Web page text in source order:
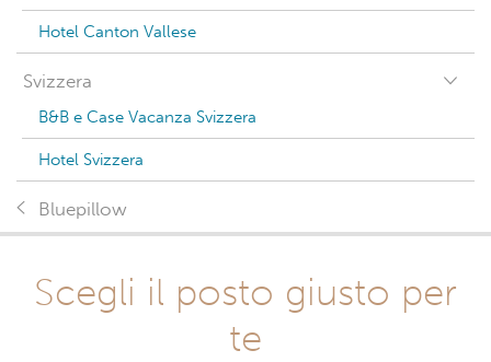
Hotel Canton Vallese
Svizzera
B&B e Case Vacanza Svizzera
Hotel Svizzera
Bluepillow
Scegli il posto giusto per
te